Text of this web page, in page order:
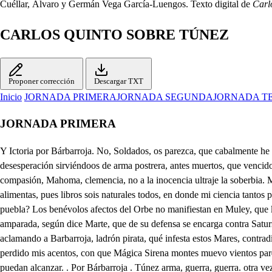
Cuéllar, Álvaro y Germán Vega García-Luengos. Texto digital de
CARLOS QUINTO SOBRE TÚNEZ
Proponer corrección Descargar TXT
Inicio JORNADA PRIMERAJORNADA SEGUNDAJORNADA
JORNADA PRIMERA
Y Ictoria por Bárbarroja. No, Soldados, os parezca, que cabalmente he vencido, si de mi furia sangrienta huye Muley y así, para que yo viva, Muley muera. Muera Muley. Muley viva. Amigos a la defensa, y la desesperación sirviéndoos de arma postrera, antes muertos, que vencidos, nos halle el Tirano. . Guerra. Pues en la defensa inútil nuestro gremio solo apela a comparecer al Cielo, la zalá repita nuestra. 4. Alá, compasión, Mahoma, clemencia, no a la inocencia ultraje la soberbia. Muera Muley. Muley viva. Astros, plantas, riscos, montes, vientos, aves, flores, selvas, deidad, que la noche enciendes, llama, que el día alimentas, pues libros sois naturales todos, en donde mi ciencia tantos prodigios estudia, tantos asombros encuentra: qué es esto? qué novedad las Africanas Riberas de marcial horror inunda, de acordes lástimas puebla? Los benévolos afectos del Orbe no manifiestan en Muley, que la domina, inmutable la Diadema de Túnez, donde por justo natural derecho reina? Y no tan solo inmurable, mas de poderosa diestra amparada, según dice Marte, que de su defensa se encarga contra Saturno, ladeando fuerzas a fuerzas? Pues como la quietud mía lejanas voces alteran, que con la muerte amenazan, al que los hados reservan? y aclamando a Barbarroja, ladrón pirata, qué infesta estos Mares, contradicen sucesos con influencias? He olvidado yo mi estudio? he confundido mi idea? he barajado mis líneas? he destemplado mis hierbas? he perdido mis acentos, con que Mágica Sirena montes muevo vientos paro, hombres venzo y postro fieras? o qué es esto? . Esto es ceder, amigos, a la violencia de mi destino. . Huye, en tanto que estorbamos, que te puedan alcanzar. . Por Bárbarroja . Túnez arma, guerra, guerra. otra vez las voces vuelven, y otra vez vuelve con ellas a ser más mi confusión: allí distantes pelean dos numerosas escuadras, y de la que ver se deja de espaldas hacia este sitio, vivo del aire cometa, sobre un alazan un joven disparando rayos vuela: válgame Alá! no es Muley? sí, que bien pueden las señas de mis antiguos agravios tener su imagen impresa en mi para mi venganza; mas no, que es vil recompensa la que busca en la desgracia satisfacción a la queja. Desbocado el bruto corre, sacudir fogoso piensa el peso que le domina: una vez arco, otra flecha, o se encorva o se dispara; ya no obedece la rienda, lfreno despedaza, ya tropieza en su ligereza misma. Ya que el aire me le niega, tierra, favor pues el Cielo tan sordo se hace a mis quejas, que: pero qué es lo que miro! Muley generoso, alienta. Cómo es posible, si cuando mi injusta fortuna adversa, de una traición me defiende, a una venganza me entrega? no eres tu Marsilia? . Sí. No eres tú, quien las primeras luces de mi amor gozó jurada en Tunez por Reina, hasta que al verte inclinada tanto a las Mágicas ciencias, aborreciendo tu estudio, de mí te arrojé a que fueras (pues fuiste en el pueblo monstruo) racional bruto en la selva? Pues cómo no he de temer logres el fin::- . Calla, cesa, no hagas más docto al que dijo, que quien mal obra, mal piensa. Por aquí fue. Al monte, al llano. Arajemos la ladera de este risco. . Y solamente, pues aún lugar no nos deja el hado que te persigue, según estas voces muestran, de que la razón concluya lo que el acaso argumenta; solamente, a decir vuelvo, has de ver cuanto hoy